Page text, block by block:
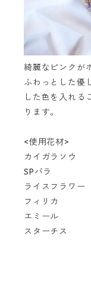
綺麗なピンクが
ふわっとした優
した色を入れる
ります。
<使用花材>
カイガラソウ
SPバラ
ライスフラワー
フィリカ
エミール
スターチス